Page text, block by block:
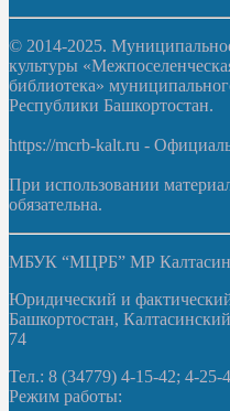
© 2014-2025.
культуры
библиотека»
Республики Башкортостан.
https://mcrb-kalt.ru -
При использовании
обязательна.
МБУК “МЦРБ” МР
Юридический и
Башкортостан,
74
Тел.: 8 (34779) 4-15-42; 4-
Режим работы: